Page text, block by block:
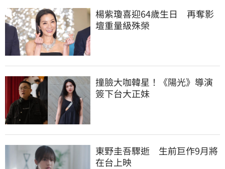
楊紫瓊喜迎64歲生日　再奪影
壇重量級殊榮
撞臉大咖韓星！《陽光》導演
簽下台大正妹
東野圭吾驟逝　生前巨作9月將
在台上映